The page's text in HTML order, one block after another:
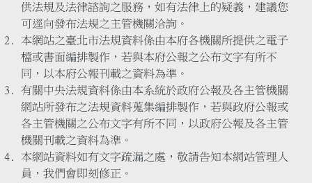
供法規及法律諮詢之服務，如有法律上的疑義，建議您
可逕向發布法規之主管機關洽詢。
本網站之臺北市法規資料係由本府各機關所提供之電子
檔或書面編排製作，若與本府公報之公布文字有所不
同，以本府公報刊載之資料為準。
有關中央法規資料係由本系統於政府公報及各主管機關
網站所發布之法規資料蒐集編排製作，若與政府公報或
各主管機關之公布文字有所不同，以政府公報及各主管
機關刊載之資料為準。
本網站資料如有文字疏漏之處，敬請告知本網站管理人
員，我們會即刻修正。